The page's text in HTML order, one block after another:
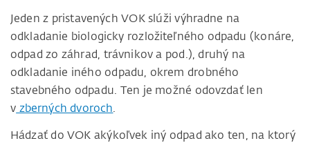
Jeden z pristavených VOK slúži výhradne na
odkladanie biologicky rozložiteľného odpadu (konáre,
odpad zo záhrad, trávnikov a pod.), druhý na
odkladanie iného odpadu, okrem drobného
stavebného odpadu. Ten je možné odovzdať len
v zberných dvoroch.
Hádzať do VOK akýkoľvek iný odpad ako ten, na ktorý